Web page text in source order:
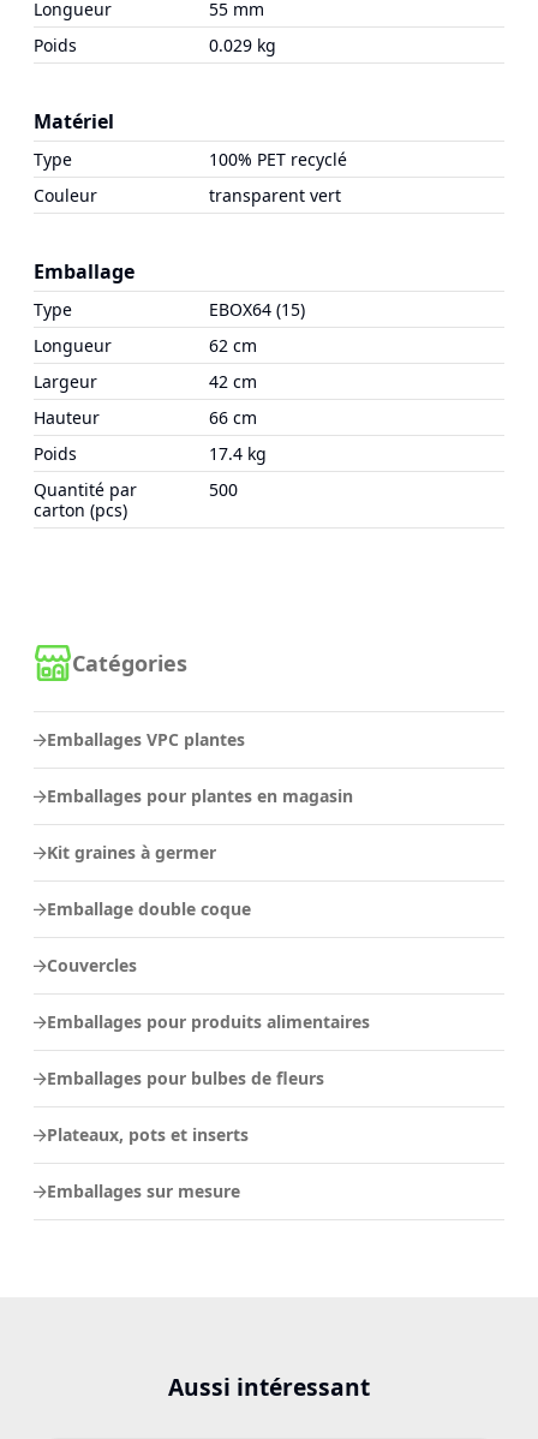
Catégories
Emballages VPC plantes
Emballages pour plantes en magasin
Kit graines à germer
Emballage double coque
Couvercles
Emballages pour produits alimentaires
Emballages pour bulbes de fleurs
Plateaux, pots et inserts
Emballages sur mesure
Longueur
55 mm
Poids
0.029 kg
Matériel
Type
100% PET recyclé
Couleur
transparent vert
Emballage
Type
EBOX64 (15)
Longueur
62 cm
Largeur
42 cm
Hauteur
66 cm
Poids
17.4 kg
Quantité par
carton (pcs)
500
Aussi intéressant